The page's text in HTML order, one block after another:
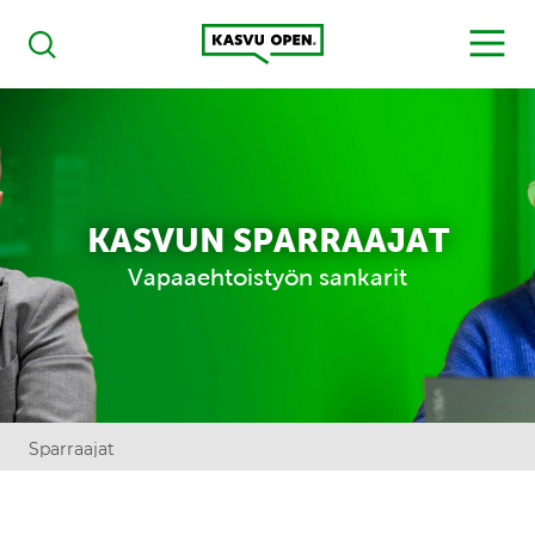
Haku
Kasvu Open
MENU
KASVUN SPARRAAJAT
Vapaaehtoistyön sankarit
Sparraajat